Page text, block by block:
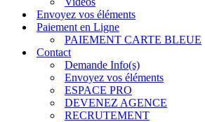
Envoyez vos éléments
Paiement en Ligne
PAIEMENT CARTE BLEUE
Contact
Demande Info(s)
Envoyez vos éléments
ESPACE PRO
DEVENEZ AGENCE
RECRUTEMENT